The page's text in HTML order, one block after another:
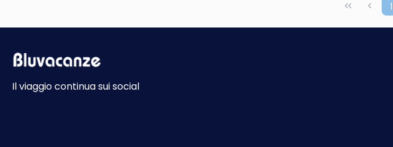
1
Il viaggio continua sui social